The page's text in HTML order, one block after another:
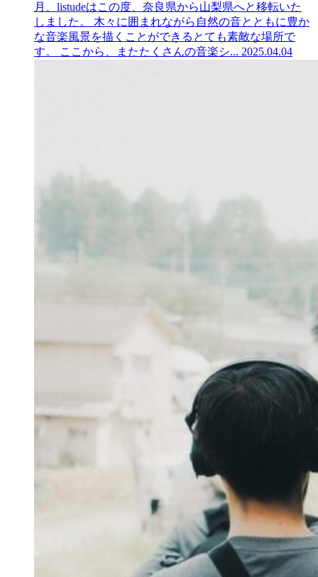
月、listudeはこの度、奈良県から山梨県へと移転いた
しました。 木々に囲まれながら自然の音とともに豊か
な音楽風景を描くことができるとても素敵な場所で
す。 ここから、またたくさんの音楽シ... 2025.04.04